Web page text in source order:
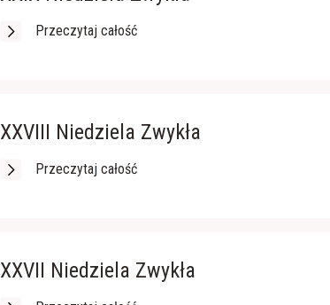
Przeczytaj całość
XXVIII Niedziela Zwykła
Przeczytaj całość
XXVII Niedziela Zwykła